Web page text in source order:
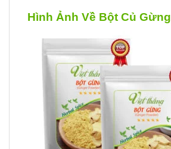
Hình Ảnh Về Bột Củ